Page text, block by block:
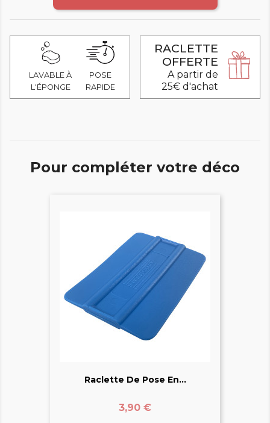
LAVABLE À
L'ÉPONGE
POSE
RAPIDE
RACLETTE
OFFERTE
A partir de
25€ d'achat
Pour compléter votre déco
Raclette De Pose En...
Prix
3,90 €